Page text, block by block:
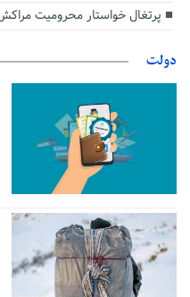
پرتغال خواستار محرومیت مراکش از
دولت